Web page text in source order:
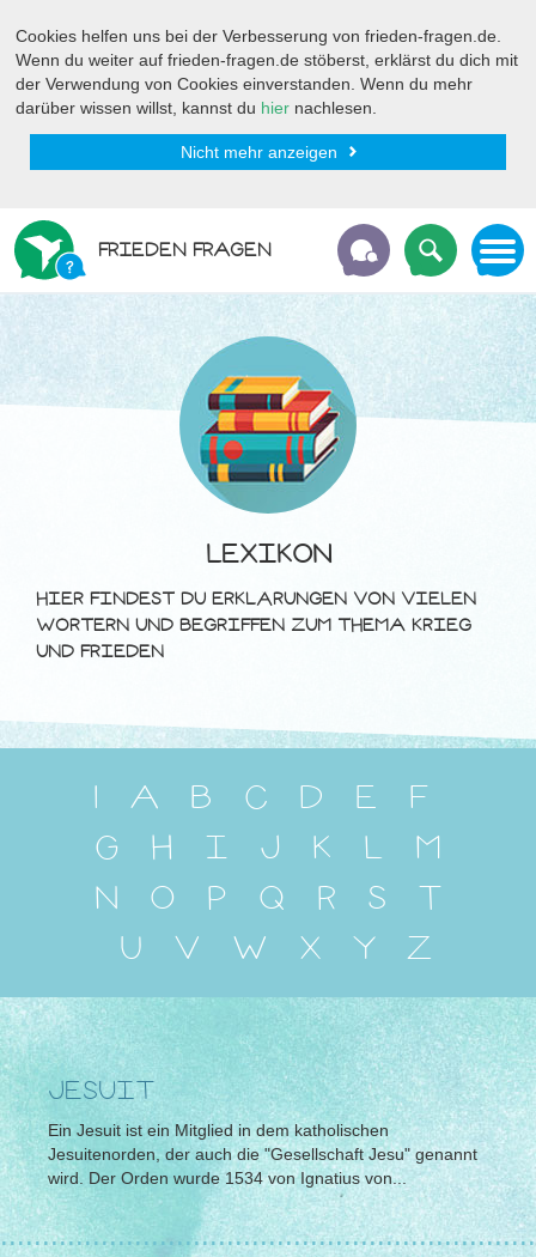
Cookies helfen uns bei der Verbesserung von frieden-fragen.de.
Wenn du weiter auf frieden-fragen.de stöberst, erklärst du dich mit
der Verwendung von Cookies einverstanden. Wenn du mehr
darüber wissen willst, kannst du hier nachlesen.
Nicht mehr anzeigen
FRIEDEN FRAGEN
LEXIKON
HIER FINDEST DU ERKLÄRUNGEN VON VIELEN
WÖRTERN UND BEGRIFFEN ZUM THEMA KRIEG
UND FRIEDEN
1 A B C D E
F
G
H I J K L
M
N
O P Q R S
T
U
V W X Y Z
JESUIT
Ein Jesuit ist ein Mitglied in dem katholischen
Jesuitenorden, der auch die "Gesellschaft Jesu" genannt
wird. Der Orden wurde 1534 von Ignatius von...